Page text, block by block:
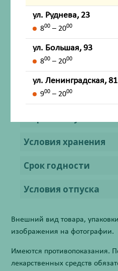
Описание
Показания
Способ применения
Противопоказания
Условия хранения
Срок годности
Условия отпуска
Внешний вид товара,
изображения на фотографии.
Имеются противопоказания.
лекарственных средств
ул. Руднева, 23
800 – 2000
ул. Большая, 93
800 – 2000
ул. Ленинградская, 81
900 – 2000